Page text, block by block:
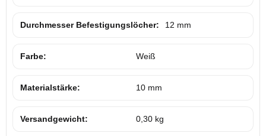
Durchmesser Befestigungslöcher: 12 mm
Farbe: Weiß
Materialstärke: 10 mm
Versandgewicht: 0,30 kg